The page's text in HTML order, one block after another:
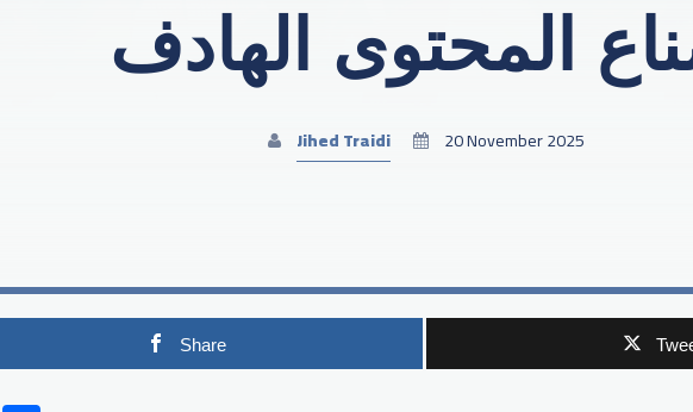
المحتوى الهادف
Jihed Traidi 20 November 2025
Share